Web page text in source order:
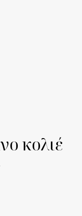
κολιέ